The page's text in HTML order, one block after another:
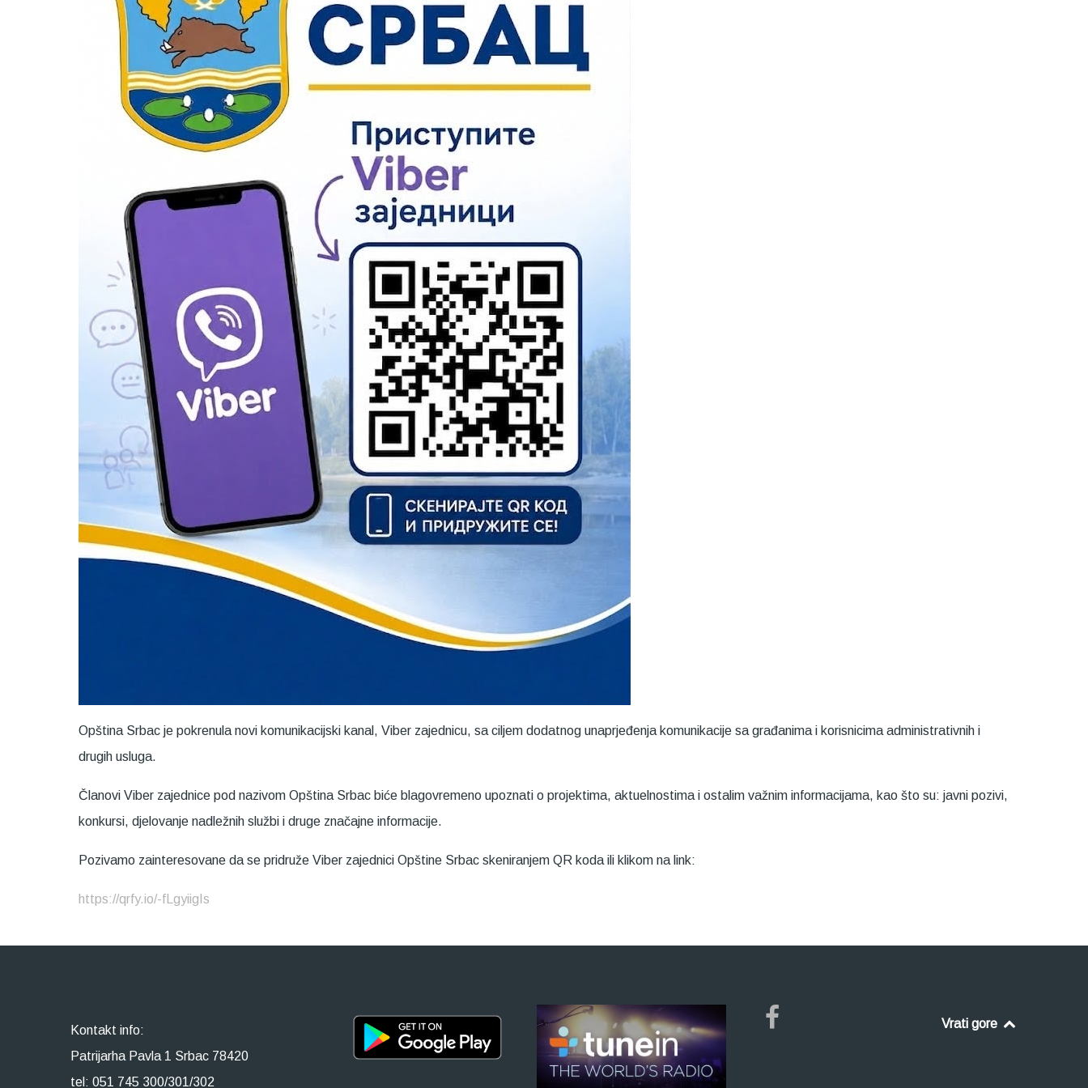
Opština Srbac je pokrenula novi komunikacijski kanal, Viber zajednicu, sa ciljem dodatnog unaprjeđenja komunikacije sa građanima i korisnicima administrativnih i
drugih usluga.
Članovi Viber zajednice pod nazivom Opština Srbac biće blagovremeno upoznati o projektima, aktuelnostima i ostalim važnim informacijama, kao što su: javni pozivi,
konkursi, djelovanje nadležnih službi i druge značajne informacije.
Pozivamo zainteresovane da se pridruže Viber zajednici Opštine Srbac skeniranjem QR koda ili klikom na link:
https://qrfy.io/-fLgyiigIs
Kontakt info:
Patrijarha Pavla 1 Srbac 78420
tel: 051 745 300/301/302
Vrati gore